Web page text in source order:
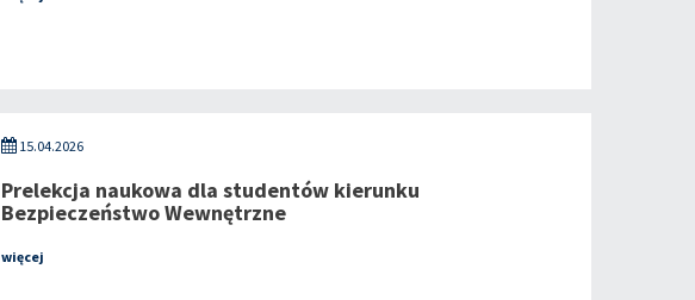
15.04.2026
Prelekcja naukowa dla studentów kierunku
Bezpieczeństwo Wewnętrzne
więcej